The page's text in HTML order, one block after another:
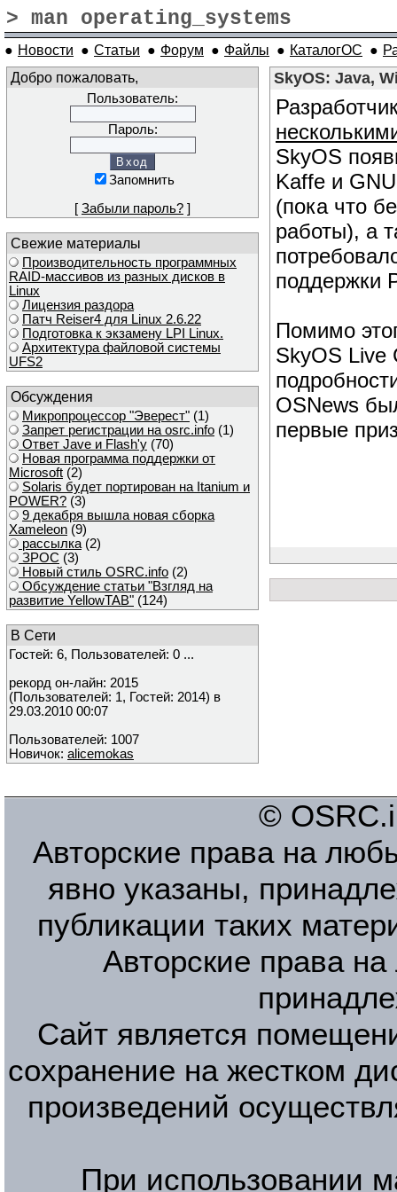
> man operating_systems
● Новости ● Статьи ● Форум ● Файлы ● КаталогОС ●
Добро пожаловать,
Пользователь:
Пароль:
Запомнить
[ Забыли пароль? ]
Свежие материалы
Производительность программных
RAID-массивов из разных дисков в
Linux
Лицензия раздора
Патч Reiser4 для Linux 2.6.22
Подготовка к экзамену LPI Linux.
Архитектура файловой системы
UFS2
Обсуждения
Микропроцессор "Эверест" (1)
Запрет регистрации на osrc.info (1)
Ответ Javе и Flash'у (70)
Новая программа поддержки от
Microsoft (2)
Solaris будет портирован на Itanium и
POWER? (3)
9 декабря вышла новая сборка
Xameleon (9)
рассылка (2)
ЗРОС (3)
Новый стиль OSRC.info (2)
Обсуждение статьи "Взгляд на
развитие YellowTAB" (124)
В Сети
Гостей: 6, Пользователей: 0 ...
рекорд он-лайн: 2015
(Пользователей: 1, Гостей: 2014) в
29.03.2010 00:07
Пользователей: 1007
Новичок: alicemokas
SkyOS: Java,
SkyOS
Kaffe и
(пока что
работы), а
поддержки
Помимо
SkyOS Live
OSNews
первые
©
Авторские права на
явно указаны,
публикации таких
Авторские права
Сайт является
сохранение на жестком
произведений
При использовании